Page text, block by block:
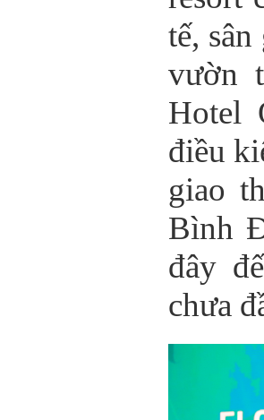
tế,
vườn
Hotel
điều
giao
Bình
đây
chưa